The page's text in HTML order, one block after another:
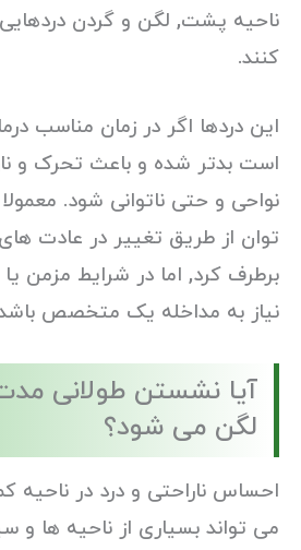
ناحیه پشت, لگن و گردن
کنند.
این دردها اگر در زمان مناسب
است بدتر شده و باعث تحرک و
نواحی و حتی ناتوانی شود.
توان از طریق تغییر در عادت
برطرف کرد, اما در شرایط مزمن
نیاز به مداخله یک متخصص
آیا نشستن طولانی
لگن می شود؟
احساس ناراحتی و درد در ناحیه
می تواند بسیاری از ناحیه ها و